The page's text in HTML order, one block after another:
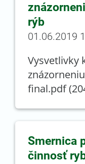
rýb
01.06.2019
Vysvetlivky
final.pdf
Smernica
činnosť